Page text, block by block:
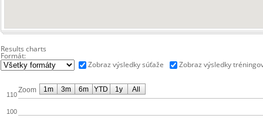
Results charts
Formát:
Zobraz výsledky súťaže
Zobraz výsledky
Zoom
100
110
1m 3m 6m YTD 1y All